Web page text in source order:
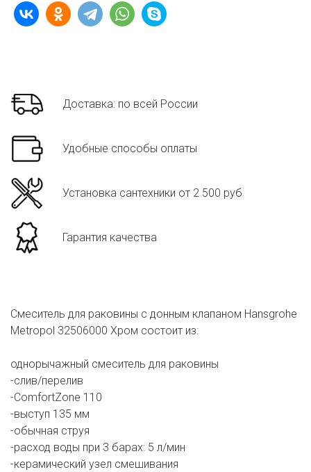
Доставка: по всей России
Удобные способы оплаты
Установка сантехники от 2 500 руб
Гарантия качества
Смеситель для раковины с донным клапаном Hansgrohe
Metropol 32506000 Хром состоит из:
однорычажный смеситель для раковины
-слив/перелив
-ComfortZone 110
-выступ 135 мм
-обычная струя
-расход воды при 3 барах: 5 л/мин
-керамический узел смешивания